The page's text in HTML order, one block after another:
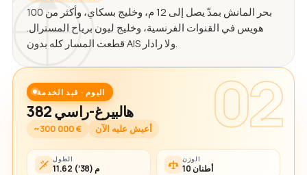
بحر المانش بمدّ يصل إلى 12 م، وخليج بسكاي، وأكثر من 100
هويس في القنوات الفرنسية، وخليج ليون برياح المسترال.
02 اليوم · قيد الخدمة
هالبيرغ-راسي 382
~300 000 € أعيش عليه الآن
الطول
11.62 م (38′)
الوزن
10 أطنان